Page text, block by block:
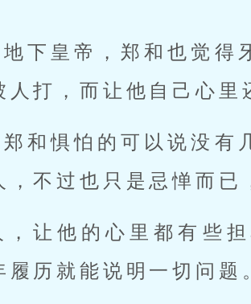
下皇帝，郑和也觉得
打，而让他自己心里
和惧怕的可以说没有
不过也只是忌惮而已
，让他的心里都有些
历就能说明一切问题